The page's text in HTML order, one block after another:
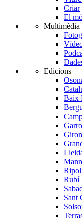
Criar
El
Multimèdia
Edicions
Baix
Rubí
Sant